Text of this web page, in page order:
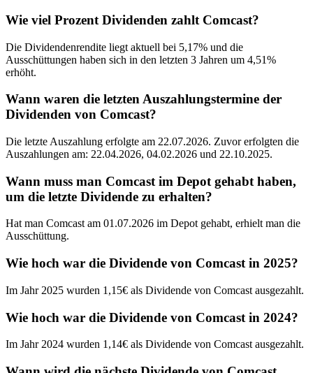
Wie viel Prozent Dividenden zahlt Comcast?
Die Dividendenrendite liegt aktuell bei 5,17% und die
Ausschüttungen haben sich in den letzten 3 Jahren um 4,51%
erhöht.
Wann waren die letzten Auszahlungstermine der
Dividenden von Comcast?
Die letzte Auszahlung erfolgte am 22.07.2026. Zuvor erfolgten die
Auszahlungen am: 22.04.2026, 04.02.2026 und 22.10.2025.
Wann muss man Comcast im Depot gehabt haben,
um die letzte Dividende zu erhalten?
Hat man Comcast am 01.07.2026 im Depot gehabt, erhielt man die
Ausschüttung.
Wie hoch war die Dividende von Comcast in 2025?
Im Jahr 2025 wurden 1,15€ als Dividende von Comcast ausgezahlt.
Wie hoch war die Dividende von Comcast in 2024?
Im Jahr 2024 wurden 1,14€ als Dividende von Comcast ausgezahlt.